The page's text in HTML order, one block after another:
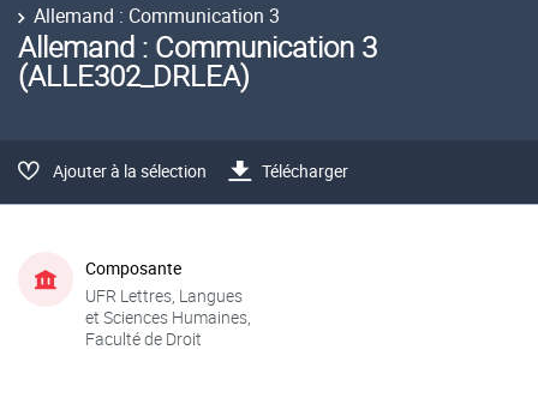
Allemand : Communication 3
Allemand : Communication 3
(ALLE302_DRLEA)
Ajouter à la sélection Télécharger
Composante
UFR Lettres, Langues
et Sciences Humaines,
Faculté de Droit